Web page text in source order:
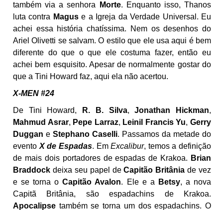
também via a senhora
Morte. Enquanto isso, Thanos
luta contra Maguse a Igreja da Verdade Universal. Eu
achei essa história chatíssima. Nem os desenhos do
Ariel Olivetti se salvam. O estilo que ele usa aqui é bem
diferente do que o que ele costuma fazer, então eu
achei bem esquisito. Apesar de normalmente gostar do
que a Tini Howard faz, aqui ela não acertou.
X-MEN #24
De Tini Howard,
R. B. Silva, Jonathan Hickman,
Mahmud Asrar, Pepe Larraz, Leinil Francis Yu, Gerry
Duggan e Stephano Caselli. Passamos da metade do
eventoX de Espadas. EmExcalibur, temos a definição
de mais dois portadores de espadas de Krakoa. Brian
Braddock deixa seu papel deCapitão Britânia de vez
e se torna oCapitão Avalon. Ele e a Betsy, a nova
Capitã Britânia, são espadachins de Krakoa.
Apocalipse também se torna um dos espadachins. O